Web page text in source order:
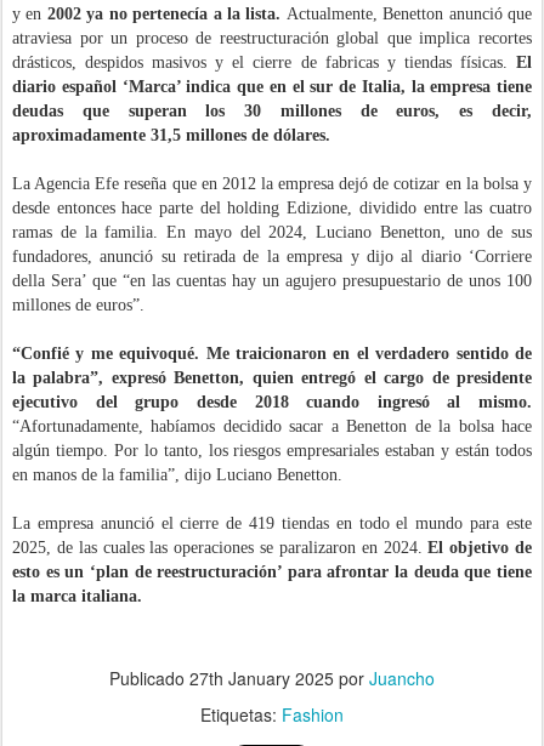
y en 2002 ya no pertenecía a la lista. Actualmente, Benetton anunció que
atraviesa por un proceso de reestructuración global que implica recortes
drásticos, despidos masivos y el cierre de fabricas y tiendas físicas. El
diario español ‘Marca’ indica que en el sur de Italia, la empresa tiene
deudas que superan los 30 millones de euros, es decir,
aproximadamente 31,5 millones de dólares.
La Agencia Efe reseña que en 2012 la empresa dejó de cotizar en la bolsa y
desde entonces hace parte del holding Edizione, dividido entre las cuatro
ramas de la familia. En mayo del 2024, Luciano Benetton, uno de sus
fundadores, anunció su retirada de la empresa y dijo al diario ‘Corriere
della Sera’ que “en las cuentas hay un agujero presupuestario de unos 100
millones de euros”.
“Confié y me equivoqué. Me traicionaron en el verdadero sentido de
la palabra”, expresó Benetton, quien entregó el cargo de presidente
ejecutivo del grupo desde 2018 cuando ingresó al mismo.
“Afortunadamente, habíamos decidido sacar a Benetton de la bolsa hace
algún tiempo. Por lo tanto, los riesgos empresariales estaban y están todos
en manos de la familia”, dijo Luciano Benetton.
La empresa anunció el cierre de 419 tiendas en todo el mundo para este
2025, de las cuales las operaciones se paralizaron en 2024.El objetivo de
esto es un ‘plan de reestructuración’ para afrontar la deuda que tiene
la marca italiana.
Publicado 27th January 2025 por Juancho
Etiquetas: Fashion